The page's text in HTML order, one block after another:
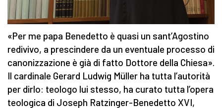
«Per me papa Benedetto è quasi un sant’Agostino
redivivo, a prescindere da un eventuale processo di
canonizzazione è già di fatto Dottore della Chiesa».
Il cardinale Gerard Ludwig Müller ha tutta l’autorità
per dirlo: teologo lui stesso, ha curato tutta l’opera
teologica di Joseph Ratzinger-Benedetto XVI,